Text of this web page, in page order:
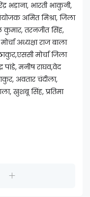
भड़ाना, भारती भाकुनी,
अमित मिश्रा, जिला
कुमार, तरनजीत सिंह,
अध्यक्षा राज बाला
मोर्चा जिला
पांडे, मनीष राघव,वेद
अवतार चंदीला,
ख़ुशबू सिंह, प्रतिमा